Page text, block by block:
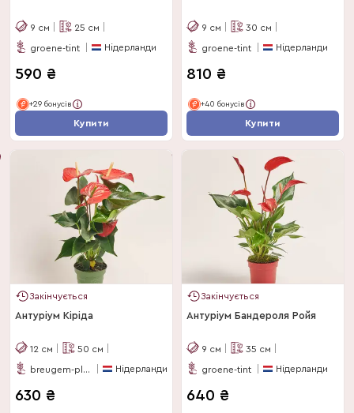
9 см 25 см
groene-tint Нідерланди
590 ₴
+29 бонусів
Купити
9 см 30 см
groene-tint Нідерланди
810 ₴
+40 бонусів
Купити
Закінчується
Антуріум Кіріда
12 см 50 см
breugem-plants-bv Нідерланди
630 ₴
Закінчується
Антуріум Бандероля Ройя
9 см 35 см
groene-tint Нідерланди
640 ₴